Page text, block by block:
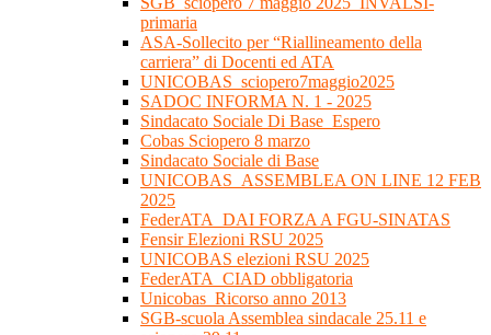
primaria
ASA-Sollecito per “Riallineamento della
carriera” di Docenti ed ATA
UNICOBAS_sciopero7maggio2025
SADOC INFORMA N. 1 - 2025
Sindacato Sociale Di Base_Espero
Cobas Sciopero 8 marzo
Sindacato Sociale di Base
UNICOBAS_ASSEMBLEA ON LINE 12 FEB
2025
FederATA_DAI FORZA A FGU-SINATAS
Fensir Elezioni RSU 2025
UNICOBAS elezioni RSU 2025
FederATA_CIAD obbligatoria
Unicobas_Ricorso anno 2013
SGB-scuola Assemblea sindacale 25.11 e